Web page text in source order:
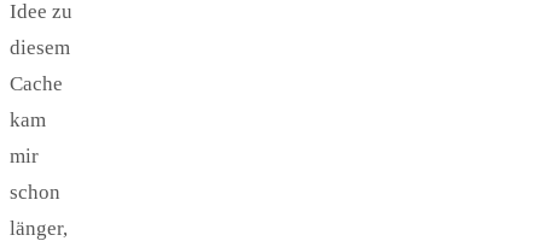
Idee zu
diesem
Cache
kam
mir
schon
länger,